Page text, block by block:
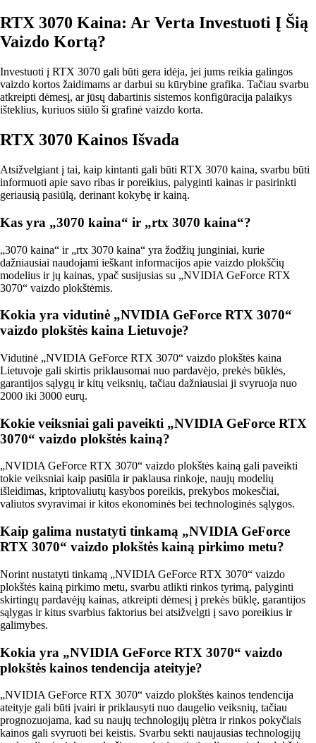
RTX 3070 Kaina: Ar Verta Investuoti Į Šią
Vaizdo Kortą?
Investuoti į RTX 3070 gali būti gera idėja, jei jums reikia galingos
vaizdo kortos žaidimams ar darbui su kūrybine grafika. Tačiau svarbu
atkreipti dėmesį, ar jūsų dabartinis sistemos konfigūracija palaikys
išteklius, kuriuos siūlo ši grafinė vaizdo korta.
RTX 3070 Kainos Išvada
Atsižvelgiant į tai, kaip kintanti gali būti RTX 3070 kaina, svarbu būti
informuoti apie savo ribas ir poreikius, palyginti kainas ir pasirinkti
geriausią pasiūlą, derinant kokybę ir kainą.
Kas yra „3070 kaina“ ir „rtx 3070 kaina“?
„3070 kaina“ ir „rtx 3070 kaina“ yra žodžių junginiai, kurie
dažniausiai naudojami ieškant informacijos apie vaizdo plokščių
modelius ir jų kainas, ypač susijusias su „NVIDIA GeForce RTX
3070“ vaizdo plokštėmis.
Kokia yra vidutinė „NVIDIA GeForce RTX 3070“
vaizdo plokštės kaina Lietuvoje?
Vidutinė „NVIDIA GeForce RTX 3070“ vaizdo plokštės kaina
Lietuvoje gali skirtis priklausomai nuo pardavėjo, prekės būklės,
garantijos sąlygų ir kitų veiksnių, tačiau dažniausiai ji svyruoja nuo
2000 iki 3000 eurų.
Kokie veiksniai gali paveikti „NVIDIA GeForce RTX
3070“ vaizdo plokštės kainą?
„NVIDIA GeForce RTX 3070“ vaizdo plokštės kainą gali paveikti
tokie veiksniai kaip pasiūla ir paklausa rinkoje, naujų modelių
išleidimas, kriptovaliutų kasybos poreikis, prekybos mokesčiai,
valiutos svyravimai ir kitos ekonominės bei technologinės sąlygos.
Kaip galima nustatyti tinkamą „NVIDIA GeForce
RTX 3070“ vaizdo plokštės kainą pirkimo metu?
Norint nustatyti tinkamą „NVIDIA GeForce RTX 3070“ vaizdo
plokštės kainą pirkimo metu, svarbu atlikti rinkos tyrimą, palyginti
skirtingų pardavėjų kainas, atkreipti dėmesį į prekės būklę, garantijos
sąlygas ir kitus svarbius faktorius bei atsižvelgti į savo poreikius ir
galimybes.
Kokia yra „NVIDIA GeForce RTX 3070“ vaizdo
plokštės kainos tendencija ateityje?
„NVIDIA GeForce RTX 3070“ vaizdo plokštės kainos tendencija
ateityje gali būti įvairi ir priklausyti nuo daugelio veiksnių, tačiau
prognozuojama, kad su naujų technologijų plėtra ir rinkos pokyčiais
kainos gali svyruoti bei keistis. Svarbu sekti naujausias technologijų